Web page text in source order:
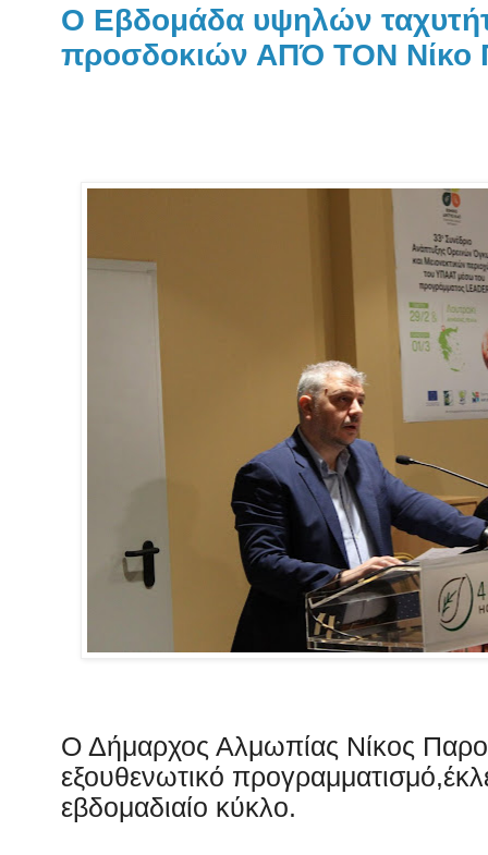
Ο Εβδομάδα υψηλών
προσδοκιών ΑΠΌ ΤΟΝ Νίκο
Ο Δήμαρχος Αλμωπίας Νίκος
εξουθενωτικό
εβδομαδιαίο κύκλο.